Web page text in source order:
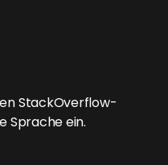
StackOverflow-
Sprache ein.